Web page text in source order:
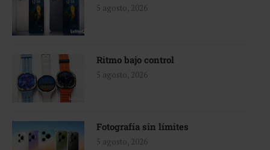
5 agosto, 2026
Ritmo bajo control
5 agosto, 2026
Fotografía sin límites
5 agosto, 2026